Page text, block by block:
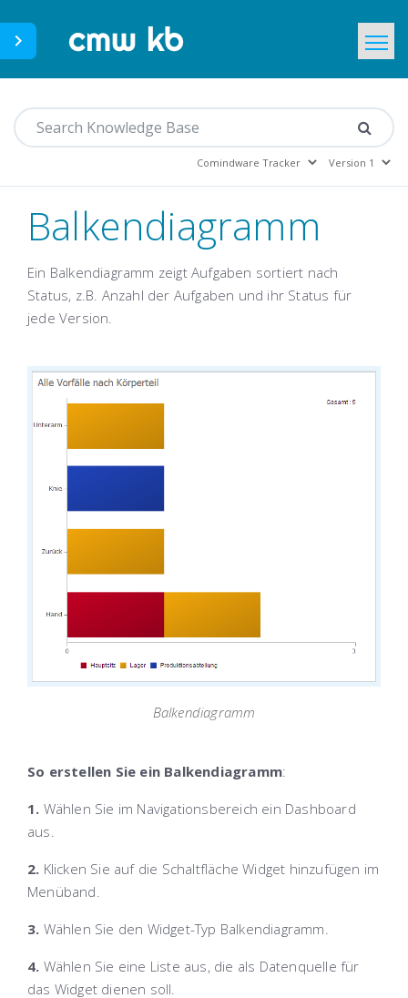
Balkendiagramm
Ein Balkendiagramm zeigt Aufgaben sortiert nach
Status, z.B. Anzahl der Aufgaben und ihr Status für
jede Version.
Balkendiagramm
So erstellen Sie ein Balkendiagramm:
1. Wählen Sie im Navigationsbereich ein Dashboard
aus.
2. Klicken Sie auf die SchaltflächeWidget hinzufügen im
Menüband.
3. Wählen Sie den Widget-Typ Balkendiagramm.
4. Wählen Sie eine Liste aus, die als Datenquelle für
das Widget dienen soll.